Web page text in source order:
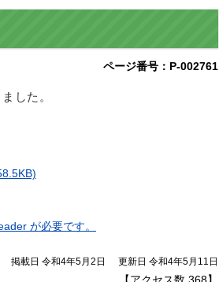
ページ番号：P-002761
した。
が必要です。
掲載日 令和4年5月2日 更新日 令和4年5月11日